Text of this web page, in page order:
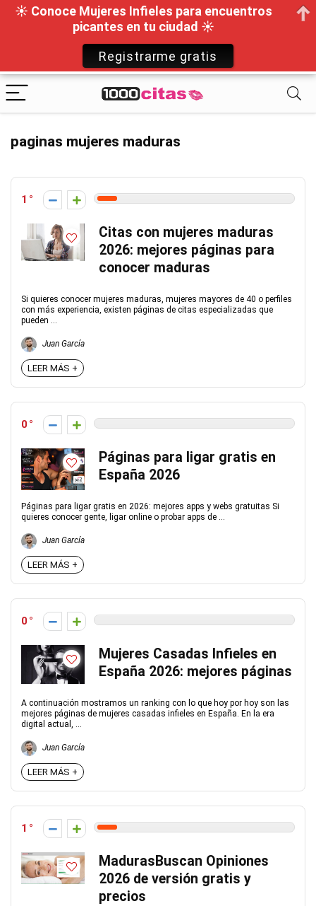
paginas mujeres maduras
1
Citas con mujeres maduras
2026: mejores páginas para
conocer maduras
Si quieres conocer mujeres maduras, mujeres mayores de 40 o perfiles
con más experiencia, existen páginas de citas especializadas que
pueden ...
Juan García
LEER MÁS +
0
Páginas para ligar gratis en
España 2026
Páginas para ligar gratis en 2026: mejores apps y webs gratuitas Si
quieres conocer gente, ligar online o probar apps de ...
Juan García
LEER MÁS +
0
Mujeres Casadas Infieles en
España 2026: mejores páginas
A continuación mostramos un ranking con lo que hoy por hoy son las
mejores páginas de mujeres casadas infieles en España. En la era
digital actual, ...
Juan García
LEER MÁS +
1
MadurasBuscan Opiniones
2026 de versión gratis y
precios
☀ Conoce Mujeres Infieles para encuentros
picantes en tu ciudad ☀
Registrarme gratis